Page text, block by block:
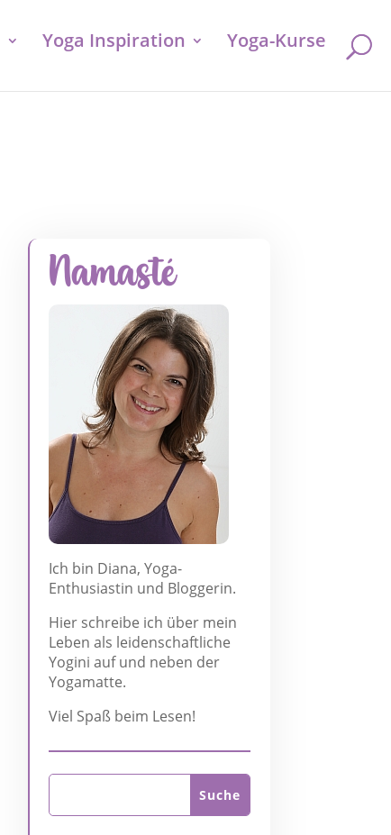
Yoga Inspiration Yoga-Kurse
Namasté
Ich bin Diana, Yoga-
Enthusiastin und Bloggerin.
Hier schreibe ich über mein
Leben als leidenschaftliche
Yogini auf und neben der
Yogamatte.
Viel Spaß beim Lesen!